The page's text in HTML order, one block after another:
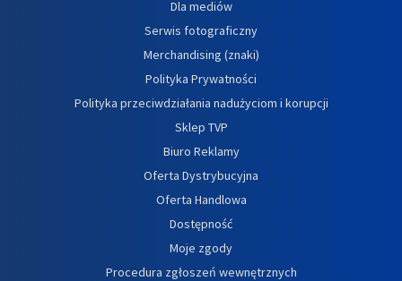
Dla mediów
Serwis fotograficzny
Merchandising (znaki)
Polityka Prywatności
Polityka przeciwdziałania nadużyciom i korupcji
Sklep TVP
Biuro Reklamy
Oferta Dystrybucyjna
Oferta Handlowa
Dostępność
Moje zgody
Procedura zgłoszeń wewnętrznych